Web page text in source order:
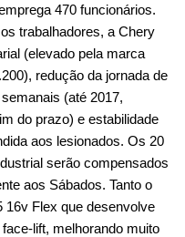
470 funcionários.
trabalhadores, a Chery
(elevado pela marca
redução da jornada de
(até 2017,
do prazo) e estabilidade
aos lesionados. Os 20
serão compensados
aos Sábados. Tanto o
16v Flex que desenvolve
lift, melhorando muito